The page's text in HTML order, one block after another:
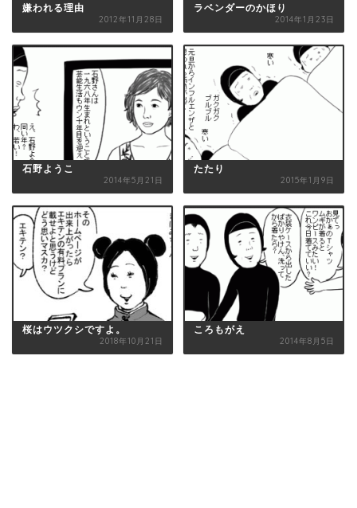
嫌われる理由
2012年11月28日
ラベンダーのかほり
2014年1月23日
石野ようこ
2014年5月21日
たたり
2015年1月9日
桜はウツクシですよ。
2018年10月21日
ころもがえ
2014年8月5日